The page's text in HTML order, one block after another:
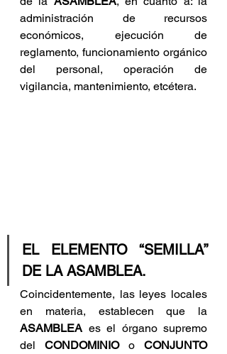
administración de recursos
económicos, ejecución de
reglamento, funcionamiento orgánico
del personal, operación de
vigilancia, mantenimiento, etcétera.
EL ELEMENTO “SEMILLA”
DE LA ASAMBLEA.
Coincidentemente, las leyes locales
ASAMBLEA es el órgano supremo
del CONDOMINIO o CONJUNTO